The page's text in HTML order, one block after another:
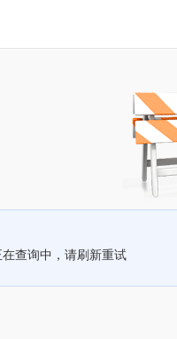
在查询中，请刷新重试